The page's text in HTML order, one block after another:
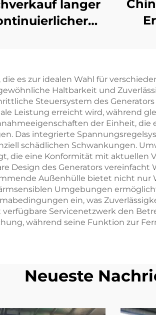
langer
Set
die es zur idealen Wahl für
Haltbarkeit und
Steuersystem des
Leistung erreicht wird, während
der Einheit,
Das integrierte
schädlichen Schwankungen.
die eine Konformität mit aktuellen
Design des Generators
Außenhülle bietet nicht nur
Umgebungen
ein, was
Servicenetzwerk den
während seine Funktion zur
Neueste